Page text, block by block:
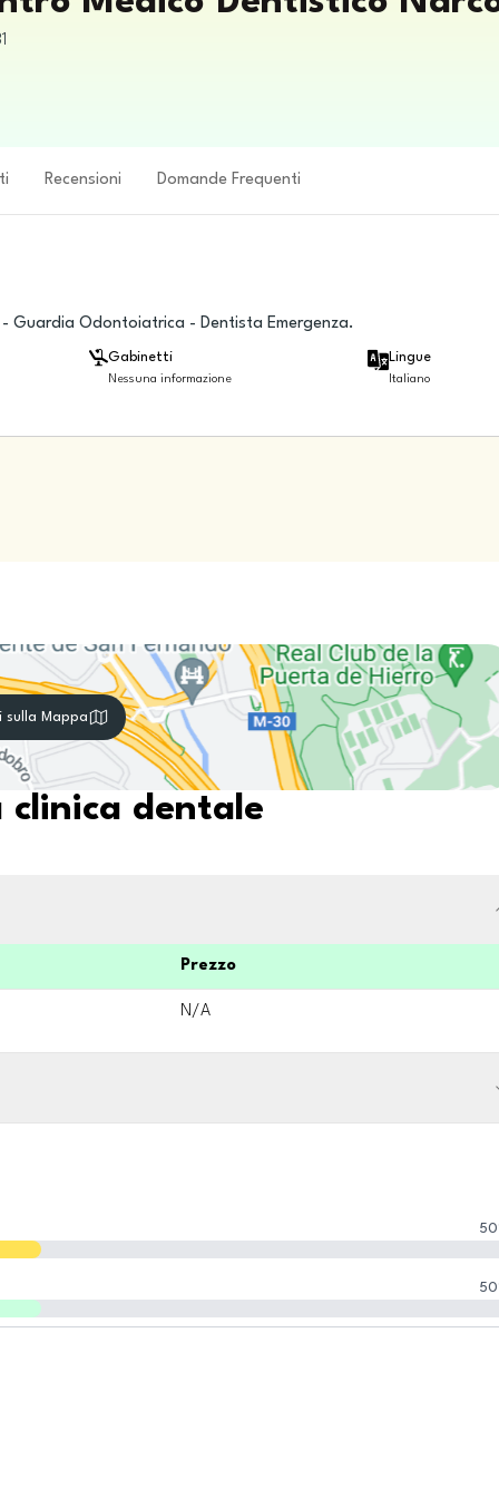
Recensioni Domande Frequenti
Guardia Odontoiatrica - Dentista Emergenza.
Gabinetti
Nessuna informazione
Lingue
Italiano
sulla Mappa
dentale
Prezzo
N/A
50
50